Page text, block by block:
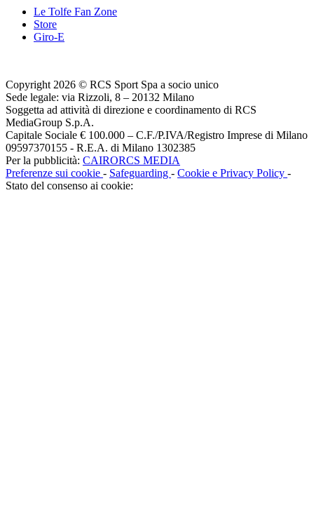
Le Tolfe Fan Zone
Store
Giro-E
Copyright 2026 © RCS Sport Spa a socio unico
Sede legale: via Rizzoli, 8 – 20132 Milano
Soggetta ad attività di direzione e coordinamento di RCS
MediaGroup S.p.A.
Capitale Sociale € 100.000 – C.F./P.IVA/Registro Imprese di Milano
09597370155 - R.E.A. di Milano 1302385
Per la pubblicità: CAIRORCS MEDIA
Preferenze sui cookie - Safeguarding - Cookie e Privacy Policy -
Stato del consenso ai cookie: